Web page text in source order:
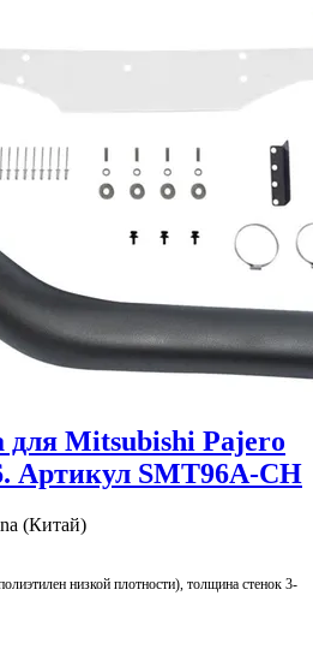
Mitsubishi Pajero
Артикул SMT96A-CH
(Китай)
низкой плотности), толщина стенок 3-